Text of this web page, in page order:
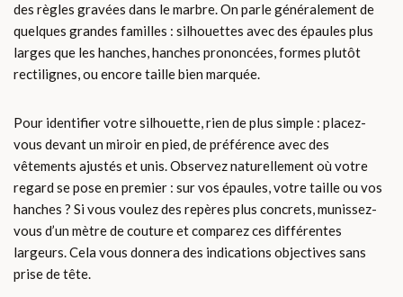
des règles gravées dans le marbre. On parle généralement de
quelques grandes familles : silhouettes avec des épaules plus
larges que les hanches, hanches prononcées, formes plutôt
rectilignes, ou encore taille bien marquée.
Pour identifier votre silhouette, rien de plus simple : placez-
vous devant un miroir en pied, de préférence avec des
vêtements ajustés et unis. Observez naturellement où votre
regard se pose en premier : sur vos épaules, votre taille ou vos
hanches ? Si vous voulez des repères plus concrets, munissez-
vous d’un mètre de couture et comparez ces différentes
largeurs. Cela vous donnera des indications objectives sans
prise de tête.